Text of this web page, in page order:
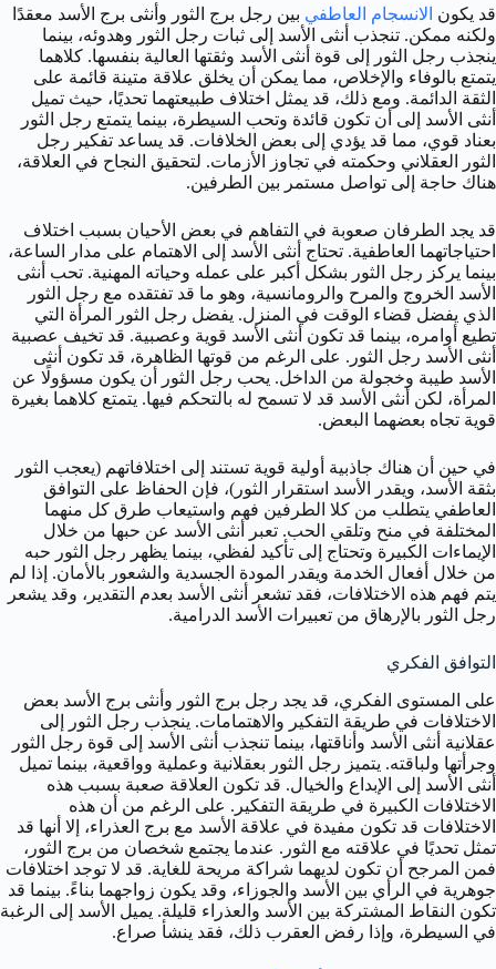
قد يكون الانسجام العاطفي بين رجل برج الثور وأنثى برج الأسد معقدًا
ولكنه ممكن. تنجذب أنثى الأسد إلى ثبات رجل الثور وهدوئه، بينما
ينجذب رجل الثور إلى قوة أنثى الأسد وثقتها العالية بنفسها. كلاهما
يتمتع بالوفاء والإخلاص، مما يمكن أن يخلق علاقة متينة قائمة على
الثقة الدائمة. ومع ذلك، قد يمثل اختلاف طبيعتهما تحديًا، حيث تميل
أنثى الأسد إلى أن تكون قائدة وتحب السيطرة، بينما يتمتع رجل الثور
بعناد قوي، مما قد يؤدي إلى بعض الخلافات. قد يساعد تفكير رجل
الثور العقلاني وحكمته في تجاوز الأزمات. لتحقيق النجاح في العلاقة،
هناك حاجة إلى تواصل مستمر بين الطرفين.
قد يجد الطرفان صعوبة في التفاهم في بعض الأحيان بسبب اختلاف
احتياجاتهما العاطفية. تحتاج أنثى الأسد إلى الاهتمام على مدار الساعة،
بينما يركز رجل الثور بشكل أكبر على عمله وحياته المهنية. تحب أنثى
الأسد الخروج والمرح والرومانسية، وهو ما قد تفتقده مع رجل الثور
الذي يفضل قضاء الوقت في المنزل. يفضل رجل الثور المرأة التي
تطيع أوامره، بينما قد تكون أنثى الأسد قوية وعصبية. قد تخيف عصبية
أنثى الأسد رجل الثور. على الرغم من قوتها الظاهرة، قد تكون أنثى
الأسد طيبة وخجولة من الداخل. يحب رجل الثور أن يكون مسؤولًا عن
المرأة، لكن أنثى الأسد قد لا تسمح له بالتحكم فيها. يتمتع كلاهما بغيرة
قوية تجاه بعضهما البعض.
في حين أن هناك جاذبية أولية قوية تستند إلى اختلافاتهم (يعجب الثور
بثقة الأسد، ويقدر الأسد استقرار الثور)، فإن الحفاظ على التوافق
العاطفي يتطلب من كلا الطرفين فهم واستيعاب طرق كل منهما
المختلفة في منح وتلقي الحب. تعبر أنثى الأسد عن حبها من خلال
الإيماءات الكبيرة وتحتاج إلى تأكيد لفظي، بينما يظهر رجل الثور حبه
من خلال أفعال الخدمة ويقدر المودة الجسدية والشعور بالأمان. إذا لم
يتم فهم هذه الاختلافات، فقد تشعر أنثى الأسد بعدم التقدير، وقد يشعر
رجل الثور بالإرهاق من تعبيرات الأسد الدرامية.
التوافق الفكري
على المستوى الفكري، قد يجد رجل برج الثور وأنثى برج الأسد بعض
الاختلافات في طريقة التفكير والاهتمامات. ينجذب رجل الثور إلى
عقلانية أنثى الأسد وأناقتها، بينما تنجذب أنثى الأسد إلى قوة رجل الثور
وجرأتها ولباقته. يتميز رجل الثور بعقلانية وعملية وواقعية، بينما تميل
أنثى الأسد إلى الإبداع والخيال. قد تكون العلاقة صعبة بسبب هذه
الاختلافات الكبيرة في طريقة التفكير. على الرغم من أن هذه
الاختلافات قد تكون مفيدة في علاقة الأسد مع برج العذراء، إلا أنها قد
تمثل تحديًا في علاقته مع الثور. عندما يجتمع شخصان من برج الثور،
فمن المرجح أن تكون لديهما شراكة مريحة للغاية. قد لا توجد اختلافات
جوهرية في الرأي بين الأسد والجوزاء، وقد يكون زواجهما بناءً. بينما قد
تكون النقاط المشتركة بين الأسد والعذراء قليلة. يميل الأسد إلى الرغبة
في السيطرة، وإذا رفض العقرب ذلك، فقد ينشأ صراع.